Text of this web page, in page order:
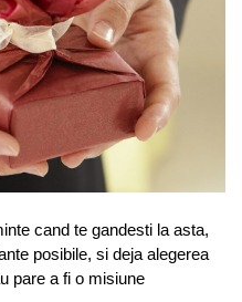
cand te gandesti la asta,
posibile, si deja alegerea
pare a fi o misiune